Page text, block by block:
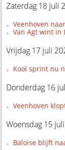
Zaterdag 18 juli
Veenhoven
Van Agt wint in
Vrijdag 17 juli
Kool sprint nu
Donderdag 16
Veenhoven
Woensdag 15
Baloise blijft